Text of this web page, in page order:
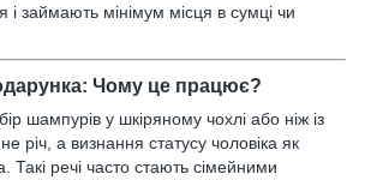
і займають мінімум місця в сумці чи
Чому це працює?
шампурів у шкіряному чохлі або ніж із
річ, а визнання статусу чоловіка як
Такі речі часто стають сімейними